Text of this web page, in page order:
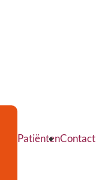
PatiëntenContact